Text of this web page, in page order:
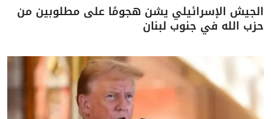
الجيش الإسرائيلي يشن هجومًا على مطلوبين من
حزب الله في جنوب لبنان